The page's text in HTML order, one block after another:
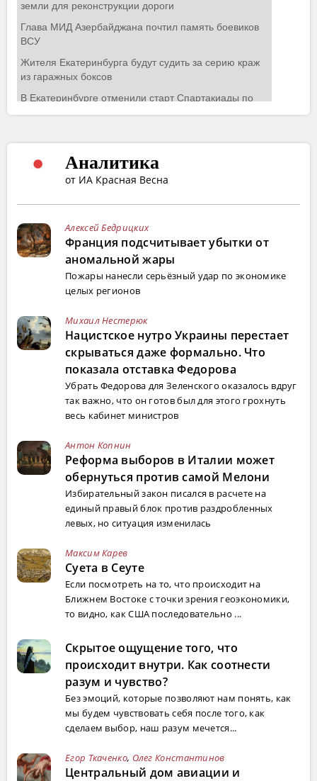
Аналитика
от ИА Красная Весна
Алексей Бедрицких
Франция подсчитывает убытки от
аномальной жары
Пожары нанесли серьёзный удар по экономике
целых регионов
Михаил Нестерюк
Нацистское нутро Украины перестает
скрываться даже формально. Что
показала отставка Федорова
Убрать Федорова для Зеленского оказалось вдруг
так важно, что он готов был для этого грохнуть
весь кабинет министров
Антон Копнин
Реформа выборов в Италии может
обернуться против самой Мелони
Избирательный закон писался в расчете на
единый правый блок против раздробленных
левых, но ситуация изменилась
Максим Карев
Суета в Сеуте
Если посмотреть на то, что происходит на
Ближнем Востоке с точки зрения геоэкономики,
то видно, как США последовательно ...
Скрытое ощущение того, что
происходит внутри. Как соотнести
разум и чувство?
Без эмоций, которые позволяют нам понять, как
мы будем чувствовать себя после того, как
сделаем выбор, наш разум мечется...
Егор Ткаченко, Олег Константинов
Центральный дом авиации и